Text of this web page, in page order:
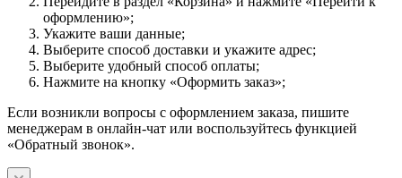
оформлению»;
Укажите ваши данные;
Выберите способ доставки и укажите адрес;
Выберите удобный способ оплаты;
Нажмите на кнопку «Оформить заказ»;
Если возникли вопросы с оформлением заказа, пишите
менеджерам в онлайн-чат или воспользуйтесь функцией
«Обратный звонок».